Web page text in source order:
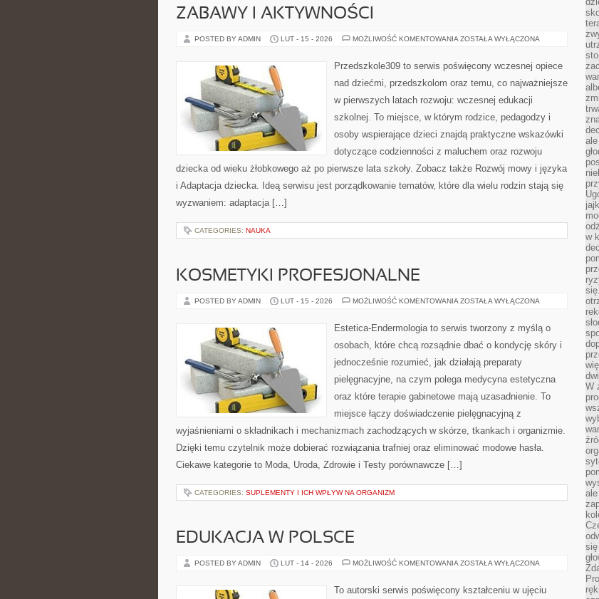
ZABAWY I AKTYWNOŚCI
POSTED BY ADMIN LUT - 15 - 2026 MOŻLIWOŚĆ KOMENTOWANIA ZABAWY
ZOSTAŁA WYŁĄCZONA
Przedszkole309 to serwis poświęcony wczesnej opiece
nad dziećmi, przedszkolom oraz temu, co najważniejsze
w pierwszych latach rozwoju: wczesnej edukacji
szkolnej. To miejsce, w którym rodzice, pedagodzy i
osoby wspierające dzieci znajdą praktyczne wskazówki
dotyczące codzienności z maluchem oraz rozwoju
dziecka od wieku żłobkowego aż po pierwsze lata szkoły. Zobacz także Rozwój mowy i języka
i Adaptacja dziecka. Ideą serwisu jest porządkowanie tematów, które dla wielu rodzin stają się
wyzwaniem: adaptacja […]
CATEGORIES: NAUKA
KOSMETYKI PROFESJONALNE
POSTED BY ADMIN LUT - 15 - 2026 MOŻLIWOŚĆ KOMENTOWANIA KOSMETYKI
ZOSTAŁA WYŁĄCZONA
Estetica-Endermologia to serwis tworzony z myślą o
osobach, które chcą rozsądnie dbać o kondycję skóry i
jednocześnie rozumieć, jak działają preparaty
pielęgnacyjne, na czym polega medycyna estetyczna
oraz które terapie gabinetowe mają uzasadnienie. To
miejsce łączy doświadczenie pielęgnacyjną z
wyjaśnieniami o składnikach i mechanizmach zachodzących w skórze, tkankach i organizmie.
Dzięki temu czytelnik może dobierać rozwiązania trafniej oraz eliminować modowe hasła.
Ciekawe kategorie to Moda, Uroda, Zdrowie i Testy porównawcze […]
CATEGORIES: SUPLEMENTY I ICH WPŁYW NA ORGANIZM
EDUKACJA W POLSCE
POSTED BY ADMIN LUT - 14 - 2026 MOŻLIWOŚĆ KOMENTOWANIA EDUKACJA
ZOSTAŁA WYŁĄCZONA
To autorski serwis poświęcony kształceniu w ujęciu
w
W